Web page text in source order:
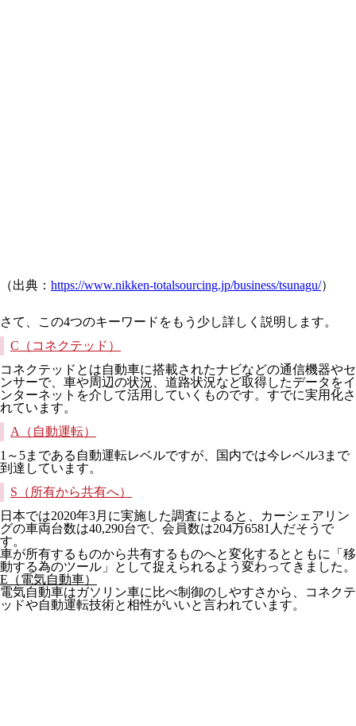
（出典： https://www.nikken-totalsourcing.jp/business/tsunagu/）
さて、この4つのキーワードをもう少し詳しく説明します。
C（コネクテッド）
コネクテッドとは自動車に搭載されたナビなどの通信機器やセ
ンサーで、車や周辺の状況、道路状況など取得したデータをイ
ンターネットを介して活用していくものです。すでに実用化さ
れています。
A（自動運転）
1～5まである自動運転レベルですが、国内では今レベル3まで
到達しています。
S（所有から共有へ）
日本では2020年3月に実施した調査によると、カーシェアリン
グの車両台数は40,290台で、会員数は204万6581人だそうで
す。
車が所有するものから共有するものへと変化するとともに「移
動する為のツール」として捉えられるよう変わってきました。
E（電気自動車）
電気自動車はガソリン車に比べ制御のしやすさから、コネクテ
ッドや自動運転技術と相性がいいと言われています。